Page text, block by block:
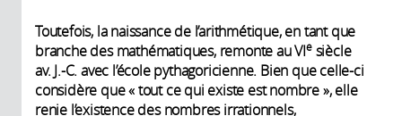
Toutefois, la naissance de l’arithmétique, en tant que
branche des mathématiques, remonte au VIesiècle
av. J.-C. avec l’école pythagoricienne. Bien que celle-ci
considère que « tout ce qui existe est nombre », elle
renie l’existence des nombres irrationnels,